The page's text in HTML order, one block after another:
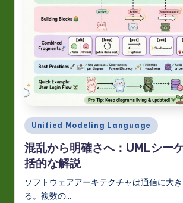
Posted
in
Unified Modeling Language
混乱から明確さへ：UMLシー
括的な解説
ソフトウェアアーキテクチャは通信に大
る。複数の…